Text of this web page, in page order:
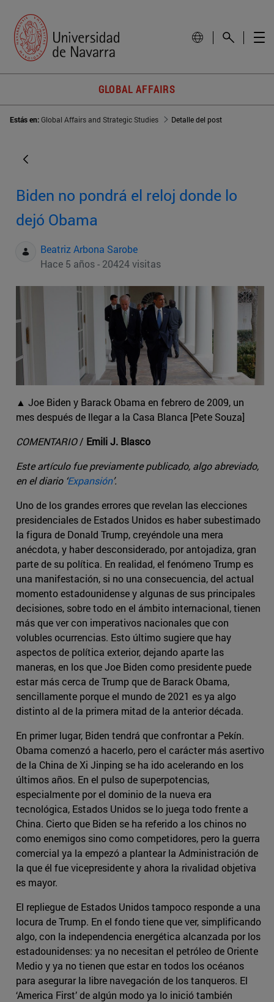
GLOBAL AFFAIRS
Estás en:Global Affairs and Strategic Studies Detalle del post
Biden no pondrá el reloj donde lo
dejó Obama
Beatriz Arbona Sarobe
Hace 5 años - 20424 visitas
▲ Joe Biden y Barack Obama en febrero de 2009, un
mes después de llegar a la Casa Blanca [Pete Souza]
COMENTARIO/ Emili J. Blasco
Este artículo fue previamente publicado, algo abreviado,
en el diario ‘Expansión’.
Uno de los grandes errores que revelan las elecciones
presidenciales de Estados Unidos es haber subestimado
la figura de Donald Trump, creyéndole una mera
anécdota, y haber desconsiderado, por antojadiza, gran
parte de su política. En realidad, el fenómeno Trump es
una manifestación, si no una consecuencia, del actual
momento estadounidense y algunas de sus principales
decisiones, sobre todo en el ámbito internacional, tienen
más que ver con imperativos nacionales que con
volubles ocurrencias. Esto último sugiere que hay
aspectos de política exterior, dejando aparte las
maneras, en los que Joe Biden como presidente puede
estar más cerca de Trump que de Barack Obama,
sencillamente porque el mundo de 2021 es ya algo
distinto al de la primera mitad de la anterior década.
En primer lugar, Biden tendrá que confrontar a Pekín.
Obama comenzó a hacerlo, pero el carácter más asertivo
de la China de Xi Jinping se ha ido acelerando en los
últimos años. En el pulso de superpotencias,
especialmente por el dominio de la nueva era
tecnológica, Estados Unidos se lo juega todo frente a
China. Cierto que Biden se ha referido a los chinos no
como enemigos sino como competidores, pero la guerra
comercial ya la empezó a plantear la Administración de
la que él fue vicepresidente y ahora la rivalidad objetiva
es mayor.
El repliegue de Estados Unidos tampoco responde a una
locura de Trump. En el fondo tiene que ver, simplificando
algo, con la independencia energética alcanzada por los
estadounidenses: ya no necesitan el petróleo de Oriente
Medio y ya no tienen que estar en todos los océanos
para asegurar la libre navegación de los tanqueros. El
‘America First’ de algún modo ya lo inició también